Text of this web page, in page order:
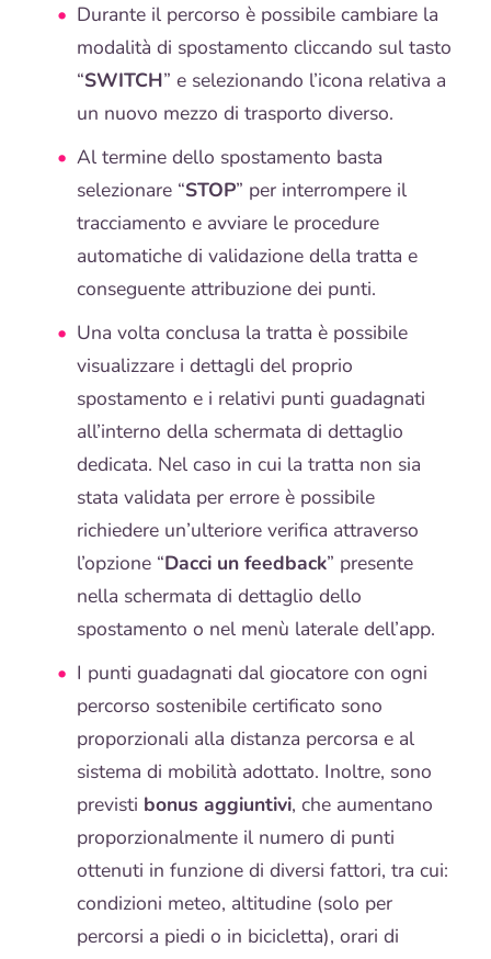
Durante il percorso è possibile cambiare la
modalità di spostamento cliccando sul tasto
“SWITCH” e selezionando l’icona relativa a
un nuovo mezzo di trasporto diverso.
Al termine dello spostamento basta
selezionare “STOP” per interrompere il
tracciamento e avviare le procedure
automatiche di validazione della tratta e
conseguente attribuzione dei punti.
Una volta conclusa la tratta è possibile
visualizzare i dettagli del proprio
spostamento e i relativi punti guadagnati
all’interno della schermata di dettaglio
dedicata. Nel caso in cui la tratta non sia
stata validata per errore è possibile
richiedere un’ulteriore verifica attraverso
l’opzione “Dacci un feedback” presente
nella schermata di dettaglio dello
spostamento o nel menù laterale dell’app.
I punti guadagnati dal giocatore con ogni
percorso sostenibile certificato sono
proporzionali alla distanza percorsa e al
sistema di mobilità adottato. Inoltre, sono
previsti bonus aggiuntivi, che aumentano
proporzionalmente il numero di punti
ottenuti in funzione di diversi fattori, tra cui:
condizioni meteo, altitudine (solo per
percorsi a piedi o in bicicletta), orari di